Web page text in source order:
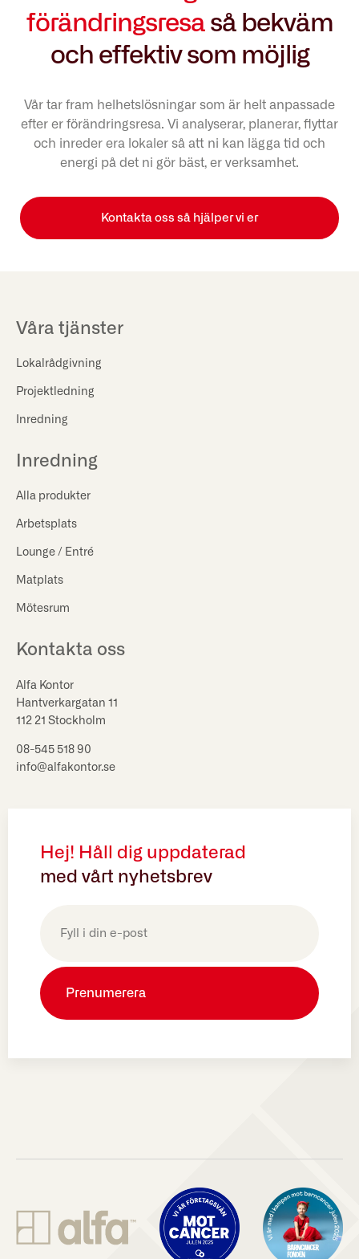
förändringsresa så bekväm
och effektiv som möjlig
Vår tar fram helhetslösningar som är helt anpassade
efter er förändringsresa. Vi analyserar, planerar, flyttar
och inreder era lokaler så att ni kan lägga tid och
energi på det ni gör bäst, er verksamhet.
Kontakta oss så hjälper vi er
Våra tjänster
Lokalrådgivning
Projektledning
Inredning
Inredning
Alla produkter
Arbetsplats
Lounge / Entré
Matplats
Mötesrum
Kontakta oss
Alfa Kontor
Hantverkargatan 11
112 21 Stockholm
08-545 518 90
info@alfakontor.se
Hej! Håll dig uppdaterad
med vårt nyhetsbrev
(Obligatoriskt)